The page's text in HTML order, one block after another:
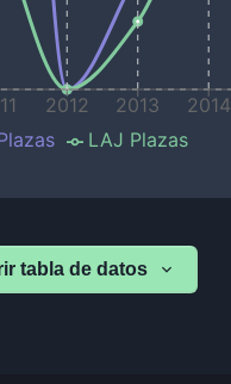
2012 2013 2014
LAJ Plazas
tabla de datos